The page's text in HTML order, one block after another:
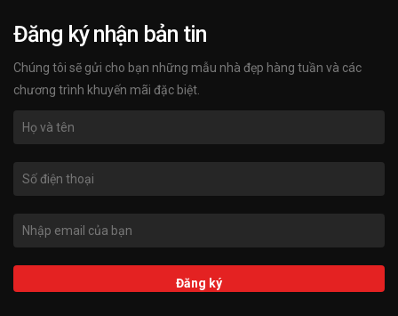
Đăng ký nhận bản tin
Chúng tôi sẽ gửi cho bạn những mẫu nhà đẹp hàng tuần và các
chương trình khuyến mãi đặc biệt.